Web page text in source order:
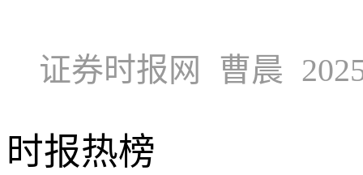
证券时报网 曹晨
时报热榜